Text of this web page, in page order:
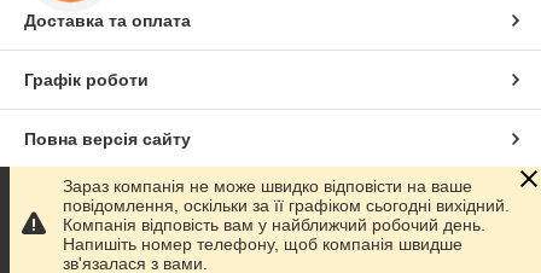
Доставка та оплата
Графік роботи
Повна версія сайту
Сайт створено на маркетплейсіProm.ua
Політика конфіденційності
Зараз компанія не може швидко відповісти на ваше
повідомлення, оскільки за її графіком сьогодні вихідний.
Компанія відповість вам у найближчий робочий день.
Напишіть номер телефону, щоб компанія швидше
зв'язалася з вами.